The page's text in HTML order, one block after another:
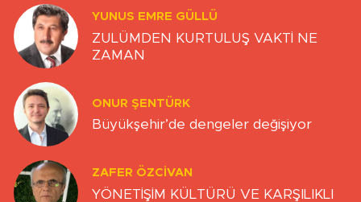
YUNUS EMRE GÜLLÜ
ZULÜMDEN KURTULUŞ VAKTİ NE
ZAMAN
ONUR ŞENTÜRK
Büyükşehir’de dengeler değişiyor
ZAFER ÖZCIVAN
YÖNETİŞİM KÜLTÜRÜ VE KARŞILIKLI